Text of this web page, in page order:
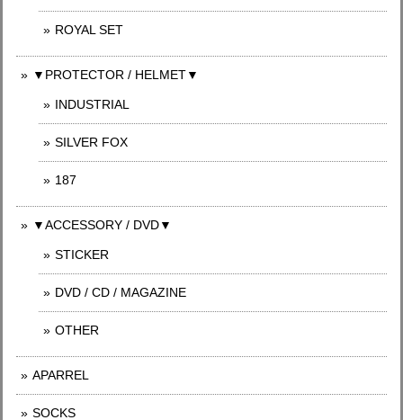
ROYAL SET
▼PROTECTOR / HELMET▼
INDUSTRIAL
SILVER FOX
187
▼ACCESSORY / DVD▼
STICKER
DVD / CD / MAGAZINE
OTHER
APARREL
SOCKS